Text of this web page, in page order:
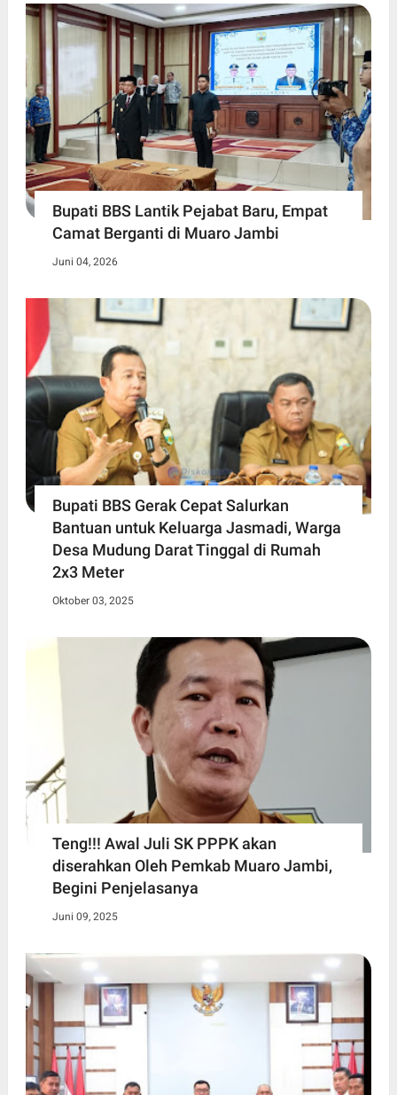
Bupati BBS Lantik Pejabat Baru, Empat
Camat Berganti di Muaro Jambi
Juni 04, 2026
Bupati BBS Gerak Cepat Salurkan
Bantuan untuk Keluarga Jasmadi, Warga
Desa Mudung Darat Tinggal di Rumah
2x3 Meter
Oktober 03, 2025
Teng!!! Awal Juli SK PPPK akan
diserahkan Oleh Pemkab Muaro Jambi,
Begini Penjelasanya
Juni 09, 2025